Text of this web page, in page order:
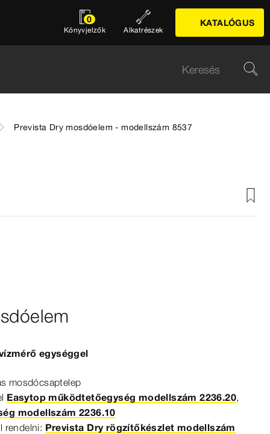
0
Könyvjelzők Alkatrészek
KATALÓGUS
Prevista Dry mosdóelem - modellszám 8537
egységgel
mosdócsaptelep
Easytop működtetőegység modellszám 2236.20,
modellszám 2236.10
rendelni: Prevista Dry rögzítőkészlet modellszám